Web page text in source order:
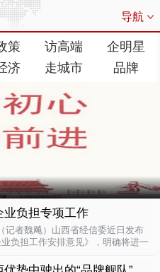
导航
策 访高端
企明星
济 走城市 品牌
业负担专项工作
记者魏飚）山西省经信委近日发布
业负担工作安排意见》，明确将进一